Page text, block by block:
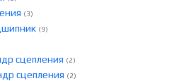
(3)
(9)
сцепления (2)
сцепления (2)